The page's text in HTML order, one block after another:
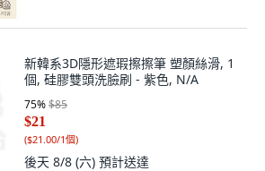
新韓系3D隱形遮瑕擦擦筆 塑顏絲滑, 1
個, 硅膠雙頭洗臉刷 - 紫色, N/A
75%$85
$21
($21.00/1個)
後天 8/8 (六) 預計送達